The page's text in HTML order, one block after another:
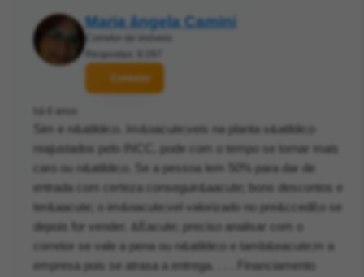
Maria ângela Camini
Contatar
Sim e n&atilde;o. Im&oacute;veis na planta s&atilde;o
reajustados pelo INCC, pode com o tempo se tornar mais
caro ou n&atilde;o. Se a pessoa tem 50% para dar de
entrada com certeza conseguir&aacute; bons descontos e
ter&aacute; o im&oacute;vel valorizado no pre&ccedil;o se
depois for vender. &Eacute; preciso analisar com o
corretor se vale a pena ou n&atilde;o e tamb&eacute;m a
empresa pois se atrasa a entrega. . . . Financiamento